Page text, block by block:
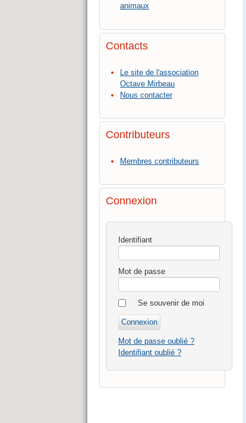
animaux
Contacts
Le site de l'association
Octave Mirbeau
Nous contacter
Contributeurs
Membres contributeurs
Connexion
Identifiant
Mot de passe
Se souvenir de moi
Mot de passe oublié ?
Identifiant oublié ?